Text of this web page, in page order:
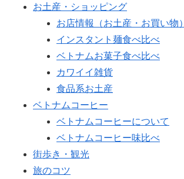
お土産・ショッピング
お店情報（お土産・お買い物）
インスタント麺食べ比べ
ベトナムお菓子食べ比べ
カワイイ雑貨
食品系お土産
ベトナムコーヒー
ベトナムコーヒーについて
ベトナムコーヒー味比べ
街歩き・観光
旅のコツ